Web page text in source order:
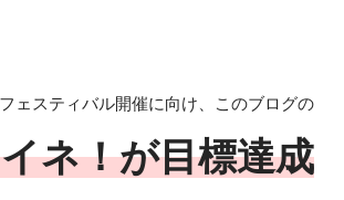
ェスティバル開催に向け、このブログの
ネ！が目標達成